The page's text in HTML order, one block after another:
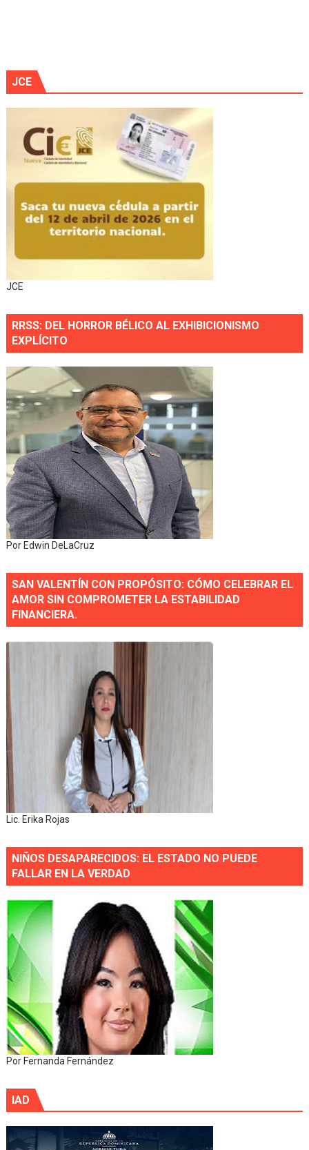
JCE
JCE
RRSS: DEL HORROR BÉLICO AL EXHIBICIONISMO
EXPLÍCITO
Por Edwin DeLaCruz
SAN VALENTÍN CON PROPÓSITO: CÓMO CELEBRAR EL
AMOR SIN COMPROMETER LA ESTABILIDAD
FINANCIERA.
Lic. Erika Rojas
NIÑOS DESAPARECIDOS: EL ESTADO NO PUEDE
FALLAR EN LA VERDAD
Por Fernanda Fernández
IAD